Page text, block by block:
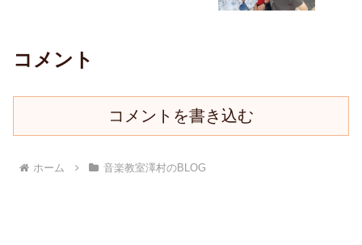
コメント
コメントを書き込む
ホーム 音楽教室澤村のBLOG